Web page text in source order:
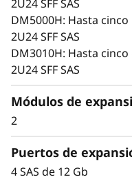
4
0
S
2
U
2
2U24 SFF SAS
DM5000H: Hasta
2U24 SFF SAS
DM3010H: Hasta
2U24 SFF SAS
Módulos de
2
Puertos de
4 SAS de 12 Gb